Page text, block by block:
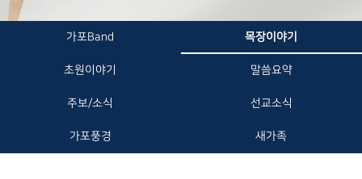
가포Band 목장이야기
초원이야기 말씀요약
주보/소식 선교소식
가포풍경 새가족